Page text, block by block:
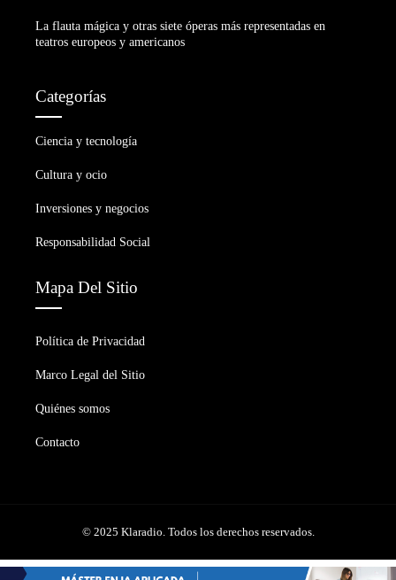
La flauta mágica y otras siete óperas más representadas en
teatros europeos y americanos
Categorías
Ciencia y tecnología
Cultura y ocio
Inversiones y negocios
Responsabilidad Social
Mapa Del Sitio
Política de Privacidad
Marco Legal del Sitio
Quiénes somos
Contacto
© 2025 Klaradio. Todos los derechos reservados.